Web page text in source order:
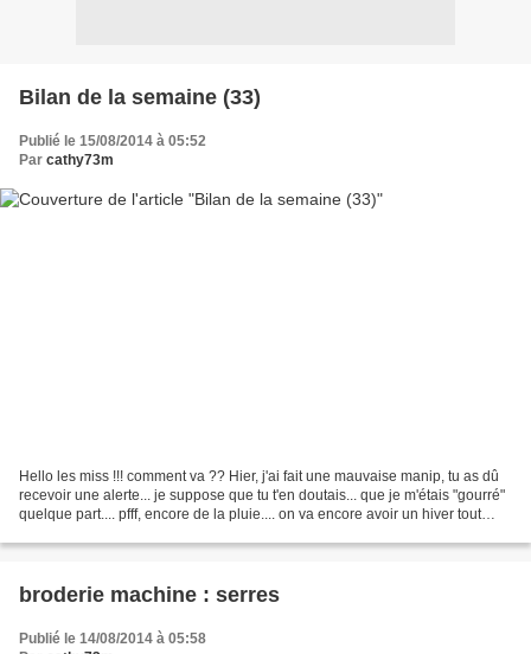
Bilan de la semaine (33)
Publié le 15/08/2014 à 05:52
Par cathy73m
Hello les miss !!! comment va ?? Hier, j'ai fait une mauvaise manip, tu as dû
recevoir une alerte... je suppose que tu t'en doutais... que je m'étais "gourré"
quelque part.... pfff, encore de la pluie.... on va encore avoir un hiver tout
broderie machine : serres
Publié le 14/08/2014 à 05:58